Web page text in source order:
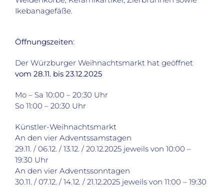
Ikebanagefäße.
Öffnungszeiten:
Der Würzburger Weihnachtsmarkt hat geöffnet
vom 28.11. bis 23.12.2025
Mo – Sa 10:00 – 20:30 Uhr
So 11:00 – 20:30 Uhr
Künstler-Weihnachtsmarkt
An den vier Adventssamstagen
29.11. / 06.12. / 13.12. / 20.12.2025 jeweils von 10:00 –
19:30 Uhr
An den vier Adventssonntagen
30.11. / 07.12. / 14.12. / 21.12.2025 jeweils von 11:00 – 19:30